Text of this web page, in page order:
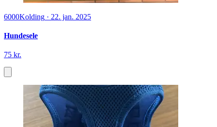
6000Kolding · 22. jan. 2025
Hundesele
75 kr.